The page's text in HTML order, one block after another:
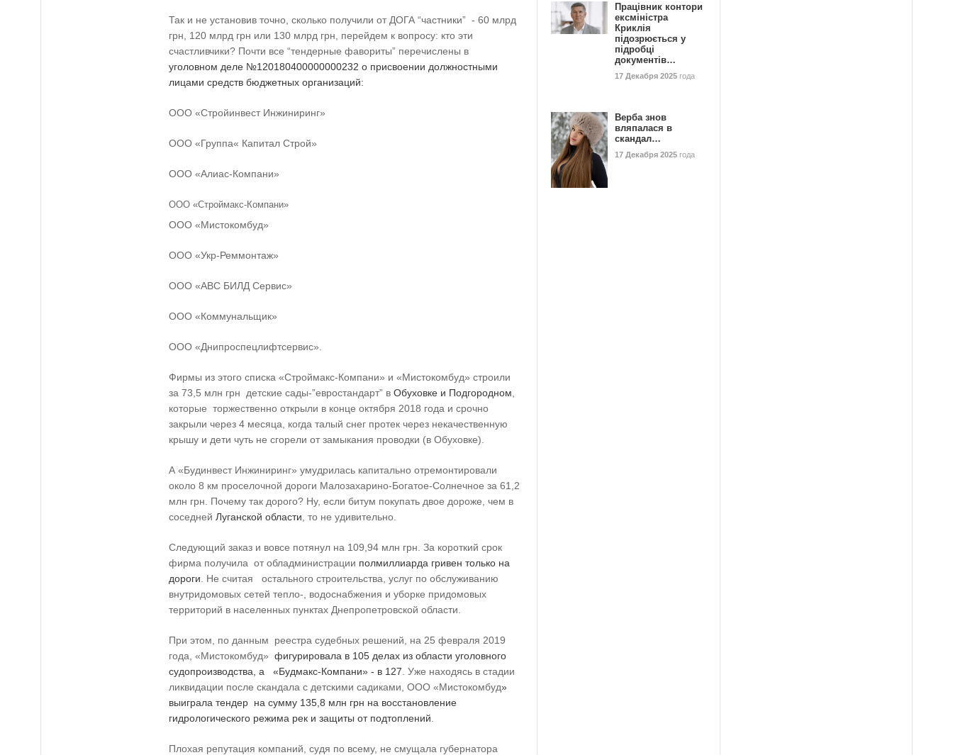
Так и не установив точно, сколько получили от ДОГА “частники” - 60 млрд
грн, 120 млрд грн или 130 млрд грн, перейдем к вопросу: кто эти
счастливчики? Почти все “тендерные фавориты” перечислены в
уголовном деле №120180400000000232 о присвоении должностными
лицами средств бюджетных организаций:
ООО «Стройинвест Инжиниринг»
ООО «Группа« Капитал Строй»
ООО «Алиас-Компани»
ООО «Строймакс-Компани»
ООО «Мистокомбуд»
ООО «Укр-Реммонтаж»
ООО «АВС БИЛД Сервис»
ООО «Коммунальщик»
ООО «Днипроспецлифтсервис».
Фирмы из этого списка «Строймакс-Компани» и «Мистокомбуд» строили
за 73,5 млн грн детские сады-”евростандарт” в Обуховке и Подгородном
которые торжественно открыли в конце октября 2018 года и срочно
закрыли через 4 месяца, когда талый снег протек через некачественную
крышу и дети чуть не сгорели от замыкания проводки (в Обуховке).
А «Будинвест Инжиниринг» умудрилась капитально отремонтировали
около 8 км проселочной дороги Малозахарино-Богатое-Солнечное за 61,2
млн грн. Почему так дорого? Ну, если битум покупать двое дороже, чем в
соседней Луганской области , то не удивительно.
Следующий заказ и вовсе потянул на 109,94 млн грн. За короткий срок
фирма получила от обладминистрации полмиллиарда гривен только на
дороги . Не считая остального строительства, услуг по обслуживанию
внутридомовых сетей тепло-, водоснабжения и уборке придомовых
территорий в населенных пунктах Днепропетровской области.
При этом, по данным реестра судебных решений, на 25 февраля 2019
года, «Мистокомбуд» фигурировала в 105 делах из области уголовного
судопроизводства, а «Будмакс-Компани» - в 127 . Уже находясь в стадии
ликвидации после скандала с детскими садиками, ООО «Мистокомбуд»
выиграла тендер на сумму 135,8 млн грн на восстановление
гидрологического режима рек и защиты от подтоплений
Плохая репутация компаний, судя по всему, не смущала губернатора
Працівник контори
ексміністра
Криклія
підозрюється у
підробці
документів…
17 Декабря 2025 года
Верба знов
вляпалася в
скандал…
17 Декабря 2025 года